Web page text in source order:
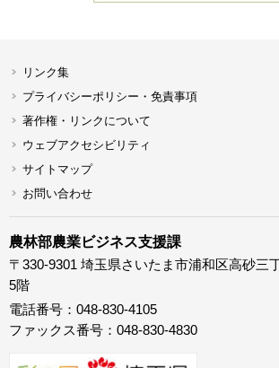
リンク集
プライバシーポリシー・免責事項
著作権・リンクについて
ウェブアクセシビリティ
サイトマップ
お問い合わせ
農林部農業ビジネス支援課
〒330-9301 埼玉県さいたま市浦和区高砂三
5階
電話番号：048-830-4105
ファックス番号：048-830-4830